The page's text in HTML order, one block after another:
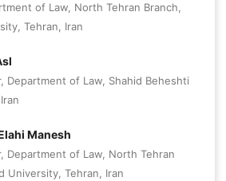
of Law, North Tehran Branch,
Tehran, Iran
Department of Law, Shahid Beheshti
Manesh
Department of Law, North Tehran
University, Tehran, Iran